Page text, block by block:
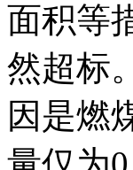
面积等
然超标
因是燃